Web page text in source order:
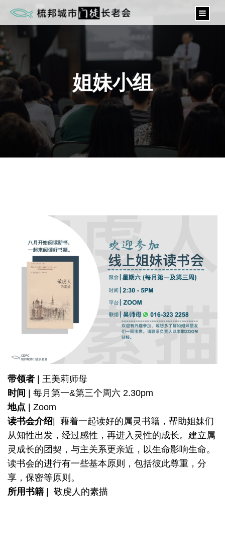
姐妹小组
带领者 | 王美莉师母
时间
| 每月第一&第三个周六 2.30pm
地点 | Zoom
读书会介绍 | 藉着一起读好的属灵书籍，帮助姐妹们
从知性出发，经过感性，再进入灵性的成长。建立属
灵成长的团契，与主关系更亲近，以生命影响生命。
读书会的进行有一些基本原则，包括彼此尊重，分
享，保密等原则。
所用书籍 | 敬虔人的素描